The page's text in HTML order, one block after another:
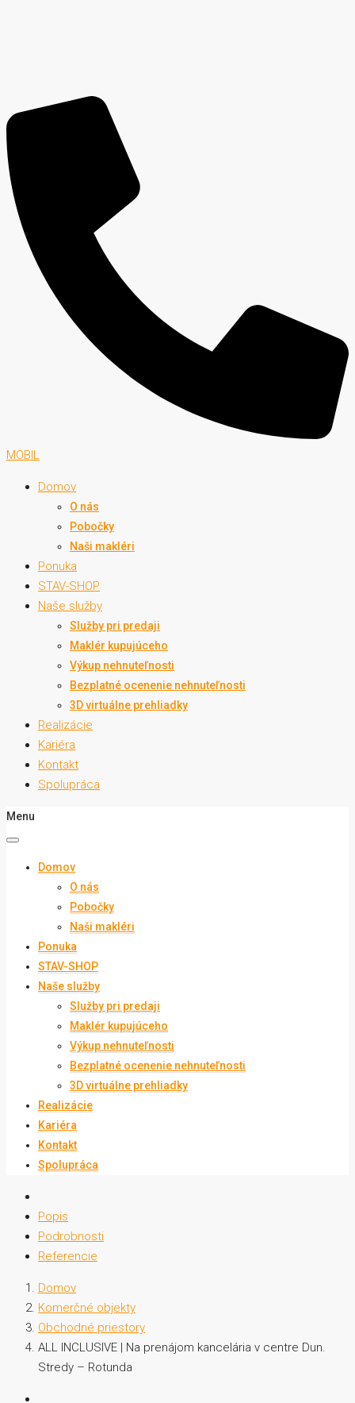
MOBIL
Domov
O nás
Pobočky
Naši makléri
Ponuka
STAV-SHOP
Naše služby
Služby pri predaji
Maklér kupujúceho
Výkup nehnuteľnosti
Bezplatné ocenenie nehnuteľnosti
3D virtuálne prehliadky
Realizácie
Kariéra
Kontakt
Spolupráca
Menu
Domov
O nás
Pobočky
Naši makléri
Ponuka
STAV-SHOP
Naše služby
Služby pri predaji
Maklér kupujúceho
Výkup nehnuteľnosti
Bezplatné ocenenie nehnuteľnosti
3D virtuálne prehliadky
Realizácie
Kariéra
Kontakt
Spolupráca
Popis
Podrobnosti
Referencie
Domov
Komerčné objekty
Obchodné priestory
ALL INCLUSIVE | Na prenájom kancelária v centre Dun.
Stredy – Rotunda